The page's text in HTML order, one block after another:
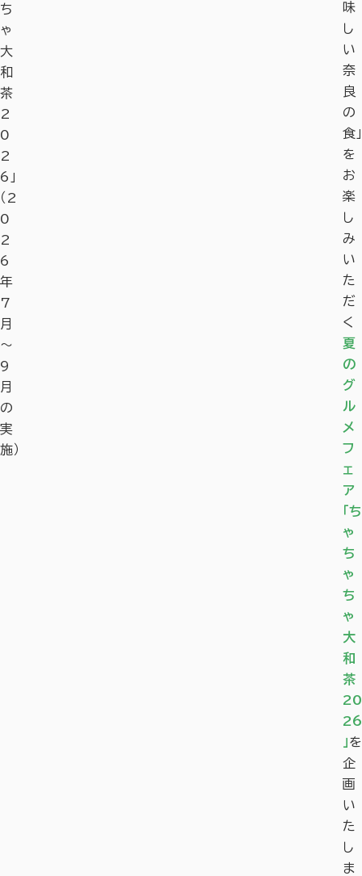
ち
ゃ
大
和
茶
2
0
2
6」
（2
0
2
6
年
7
月
〜
9
月
の
実
施）
味
し
い
奈
良
の
食」
を
お
楽
し
み
い
た
だ
く
夏
の
グ
ル
メ
フ
ェ
ア
「ち
ゃ
ち
ゃ
ち
ゃ
大
和
茶
20
26
」を
企
画
い
た
し
ま